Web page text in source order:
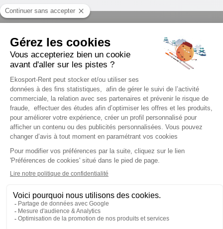
STATIONS DE SKI
Location ski Morzine
Location ski Courchevel
Location ski Les 2 Alpes
Location ski Les Orres
Location ski Chamrousse
Location ski Les Gets
Location ski Alpe d'Huez
Location ski Chamonix
Location ski La Toussuire
Location ski La Rosière
Location ski Peisey Vallandry
Location ski Serre Chevalier
Location ski Cauterets